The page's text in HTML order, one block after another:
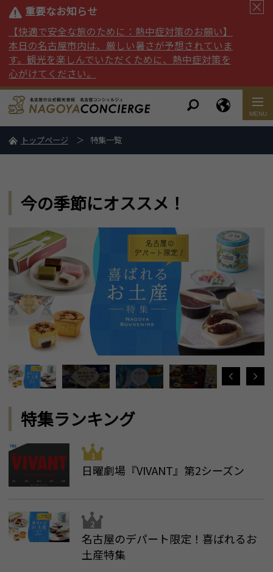
重要なお知らせ
【快適で安全な旅のために：熱中症対策のお願い】
本日の名古屋市内は、厳しい暑さが予想されていま
す。観光を楽しんでいただくために、熱中症対策を
心がけてください。
トップページ 特集一覧
今の季節にオススメ！
特集ランキング
日曜劇場『VIVANT』第2シーズン
名古屋のデパート限定！喜ばれるお
土産特集